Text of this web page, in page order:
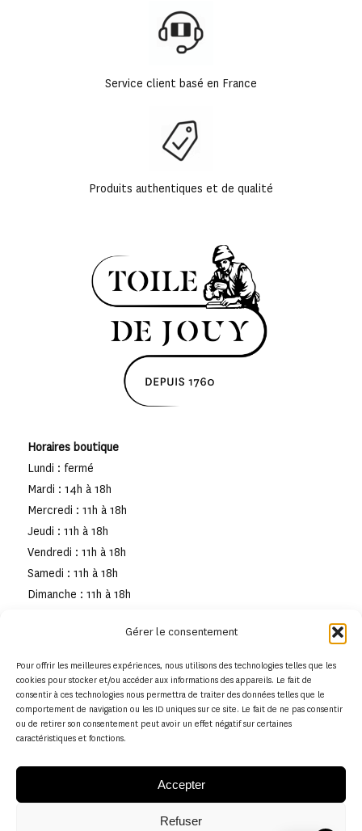
Gérer le consentement
Pour offrir les meilleures expériences, nous utilisons des technologies telles que les
cookies pour stocker et/ou accéder aux informations des appareils. Le fait de
consentir à ces technologies nous permettra de traiter des données telles que le
comportement de navigation ou les ID uniques sur ce site. Le fait de ne pas consentir
ou de retirer son consentement peut avoir un effet négatif sur certaines
caractéristiques et fonctions.
Accepter
Refuser
Service client basé en France
Produits authentiques et de qualité
Horaires boutique
Lundi : fermé
Mardi : 14h à 18h
Mercredi : 11h à 18h
Jeudi : 11h à 18h
Vendredi : 11h à 18h
Samedi : 11h à 18h
Dimanche : 11h à 18h